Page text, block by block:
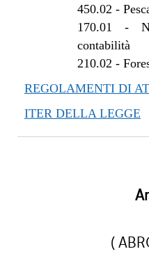
450.02 -
170.01 -
contabilità
210.02 -
REGOLAMENTI DI
ITER DELLA LEGGE
(